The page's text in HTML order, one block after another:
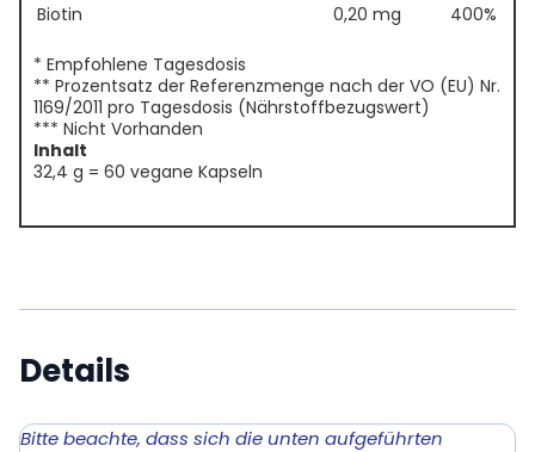
Biotin 0,20 mg 400%
* Empfohlene Tagesdosis
** Prozentsatz der Referenzmenge nach der VO (EU) Nr.
1169/2011 pro Tagesdosis (Nährstoffbezugswert)
*** Nicht Vorhanden
Inhalt
32,4 g = 60 vegane Kapseln
Details
Bitte beachte, dass sich die unten aufgeführten